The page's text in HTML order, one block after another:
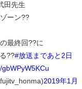
田先生
ーン??
最終回??に
??#放送まであと2日
2019年1月